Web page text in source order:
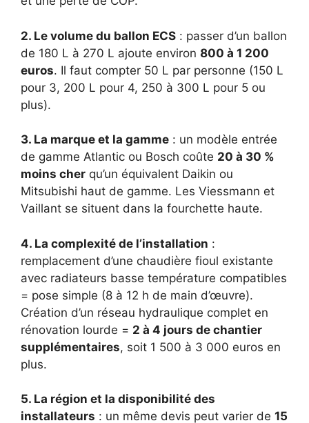
2. Le volume du ballon ECS : passer d’un ballon
de 180 L à 270 L ajoute environ 800 à 1 200
euros. Il faut compter 50 L par personne (150 L
pour 3, 200 L pour 4, 250 à 300 L pour 5 ou
plus).
3. La marque et la gamme : un modèle entrée
de gamme Atlantic ou Bosch coûte 20 à 30 %
moins cher qu’un équivalent Daikin ou
Mitsubishi haut de gamme. Les Viessmann et
Vaillant se situent dans la fourchette haute.
4. La complexité de l’installation :
remplacement d’une chaudière fioul existante
avec radiateurs basse température compatibles
= pose simple (8 à 12 h de main d’œuvre).
Création d’un réseau hydraulique complet en
rénovation lourde = 2 à 4 jours de chantier
supplémentaires, soit 1 500 à 3 000 euros en
plus.
5. La région et la disponibilité des
installateurs : un même devis peut varier de 15